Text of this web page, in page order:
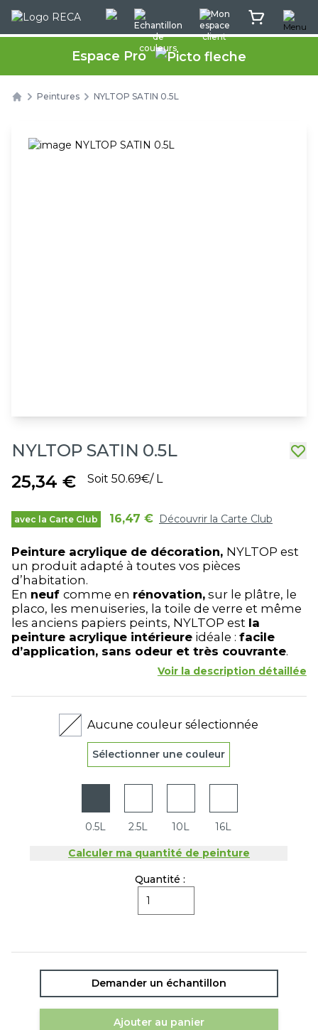
Rec'App intéractifEchantillon de couleursMon espace client
Mon panierMenu
Espace Pro
Peintures NYLTOP SATIN 0.5L
NYLTOP SATIN 0.5L
25,34 €
Soit 50.69€/ L
avec la Carte Club 16,47 € Découvrir la Carte Club
Peinture acrylique de décoration, NYLTOP est
un produit adapté à toutes vos pièces
d’habitation.
En neuf comme en rénovation, sur le plâtre, le
placo, les menuiseries, la toile de verre et même
les anciens papiers peints, NYLTOP est la
peinture acrylique intérieure idéale : facile
d’application, sans odeur et très couvrante.
Voir la description détaillée
Aucune couleur sélectionnée
Sélectionner une couleur
0.5L 2.5L 10L 16L
Calculer ma quantité de peinture
Quantité :
Demander un échantillon
Ajouter au panier